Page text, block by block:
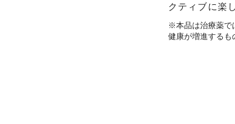
クティブに楽
※本品は治療薬で
健康が増進するも